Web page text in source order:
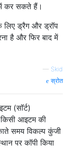
कर सकते हैं।
ड्रैग और ड्रॉप
है और फिर बाद में
— Skid
स्रोत
(सॉर्ट)
आइटम की
समय विकल्प कुंजी
पर कॉपी किया